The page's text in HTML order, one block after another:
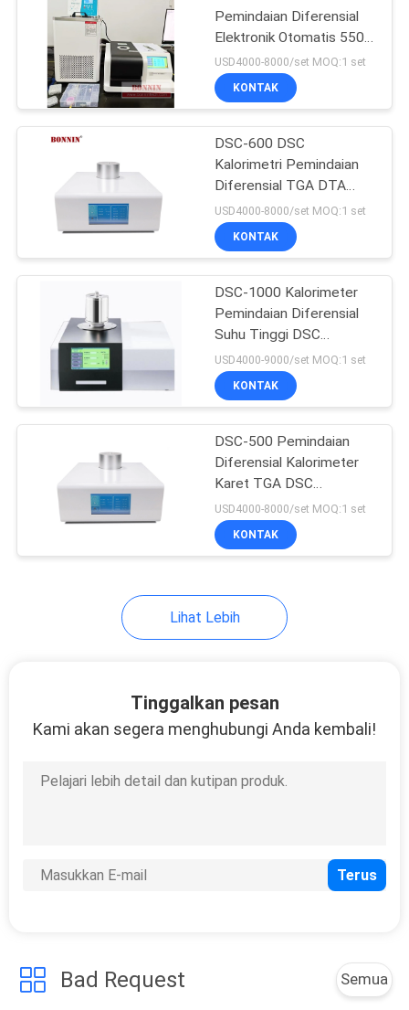
PENAWARAN
SITEMAP
PRIVACY
POLICY
Proofer Flexo Offset
Tinta
33
TGA DSC Instrumen
Termal
14
Kalorimeter
Pemindaian
Diferensial
Tekanan permukaan
cairan
Laboratorium
Pemindaian Diferensial
Elektronik Otomatis 550C
Laboratorium DSC 1
Tahun Peleburan Metal
Plastik untuk Pengujian
USD4000-8000/set MOQ:1 set
KONTAK
DSC-600 DSC
Kalorimetri Pemindaian
Diferensial TGA DTA
DSC Analyzer
USD4000-8000/set MOQ:1 set
KONTAK
DSC-1000 Kalorimeter
Pemindaian Diferensial
Suhu Tinggi DSC
Diferensial Thermal
Analyzer
USD4000-9000/set MOQ:1 set
KONTAK
DSC-500 Pemindaian
Diferensial Kalorimeter
Karet TGA DSC
Instrumen Pengujian
Termal
USD4000-8000/set MOQ:1 set
KONTAK
Lihat Lebih
Tinggalkan pesan
Kami akan segera menghubungi Anda kembali!
Bad Request Semua